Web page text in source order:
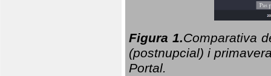
Figura 1.Comparativa
(postnupcial) i
Portal.